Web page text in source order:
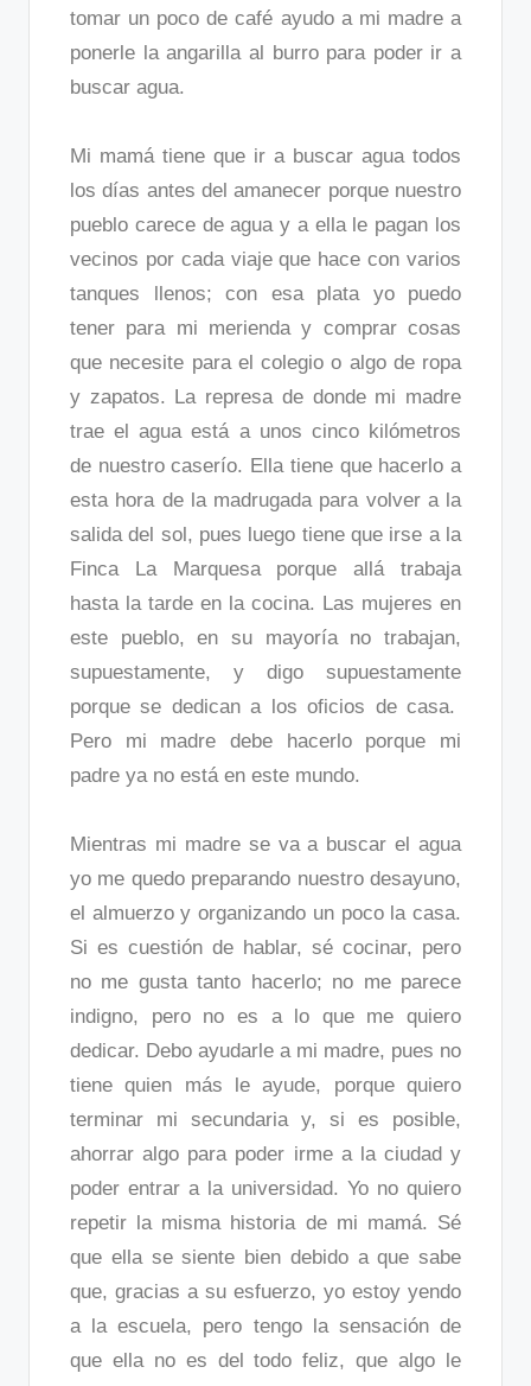
tomar un poco de café ayudo a mi madre a
ponerle la angarilla al burro para poder ir a
buscar agua.
Mi mamá tiene que ir a buscar agua todos
los días antes del amanecer porque nuestro
pueblo carece de agua y a ella le pagan los
vecinos por cada viaje que hace con varios
tanques llenos; con esa plata yo puedo
tener para mi merienda y comprar cosas
que necesite para el colegio o algo de ropa
y zapatos. La represa de donde mi madre
trae el agua está a unos cinco kilómetros
de nuestro caserío. Ella tiene que hacerlo a
esta hora de la madrugada para volver a la
salida del sol, pues luego tiene que irse a la
Finca La Marquesa porque allá trabaja
hasta la tarde en la cocina. Las mujeres en
este pueblo, en su mayoría no trabajan,
supuestamente, y digo supuestamente
porque se dedican a los oficios de casa.
Pero mi madre debe hacerlo porque mi
padre ya no está en este mundo.
Mientras mi madre se va a buscar el agua
yo me quedo preparando nuestro desayuno,
el almuerzo y organizando un poco la casa.
Si es cuestión de hablar, sé cocinar, pero
no me gusta tanto hacerlo; no me parece
indigno, pero no es a lo que me quiero
dedicar. Debo ayudarle a mi madre, pues no
tiene quien más le ayude, porque quiero
terminar mi secundaria y, si es posible,
ahorrar algo para poder irme a la ciudad y
poder entrar a la universidad. Yo no quiero
repetir la misma historia de mi mamá. Sé
que ella se siente bien debido a que sabe
que, gracias a su esfuerzo, yo estoy yendo
a la escuela, pero tengo la sensación de
que ella no es del todo feliz, que algo le